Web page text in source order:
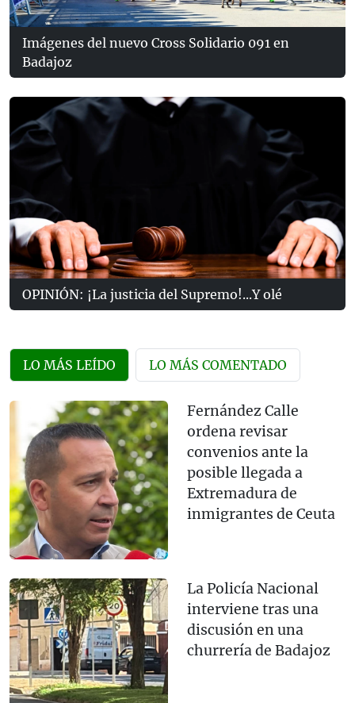
Imágenes del nuevo Cross Solidario 091 en
Badajoz
OPINIÓN: ¡La justicia del Supremo!...Y olé
LO MÁS LEÍDO LO MÁS COMENTADO
Fernández Calle
ordena revisar
convenios ante la
posible llegada a
Extremadura de
inmigrantes de Ceuta
La Policía Nacional
interviene tras una
discusión en una
churrería de Badajoz